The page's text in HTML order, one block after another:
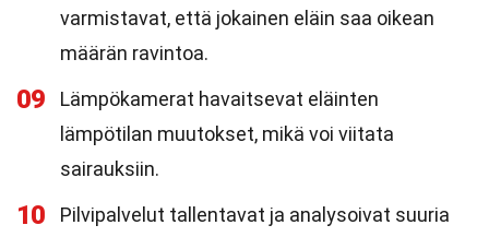
varmistavat, että jokainen eläin saa oikean
määrän ravintoa.
09
Lämpökamerat havaitsevat eläinten
lämpötilan muutokset, mikä voi viitata
sairauksiin.
10
Pilvipalvelut tallentavat ja analysoivat suuria